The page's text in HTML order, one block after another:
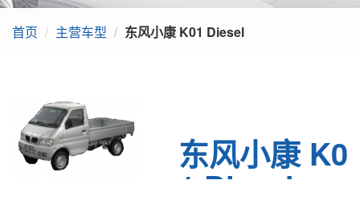
上汽名爵
吉奥汽车
东风俊风
首页 主营车型 东风小康 K01 Diesel
东风小康 K0
1 Diesel